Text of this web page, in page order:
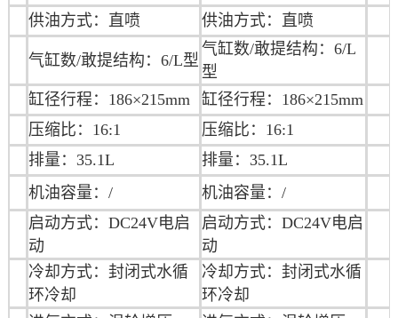
供油方式：直喷
供油方式：直喷
气缸数/敢提结构：6/L型
气缸数/敢提结构：6/L
型
缸径行程： 186×215mm 缸径行程： 186×215mm
压缩比： 16:1 压缩比： 16:1
排量： 35.1L 排量： 35.1L
机油容量：/
机油容量：/
启动方式：DC24V电启
动
启动方式：DC24V电启
动
冷却方式：封闭式水循
环冷却
冷却方式：封闭式水循
环冷却